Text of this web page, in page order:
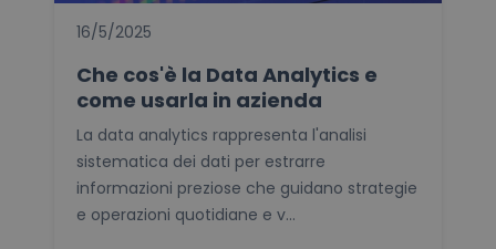
16/5/2025
Che cos'è la Data Analytics e
come usarla in azienda
La data analytics rappresenta l'analisi
sistematica dei dati per estrarre
informazioni preziose che guidano strategie
e operazioni quotidiane e v...